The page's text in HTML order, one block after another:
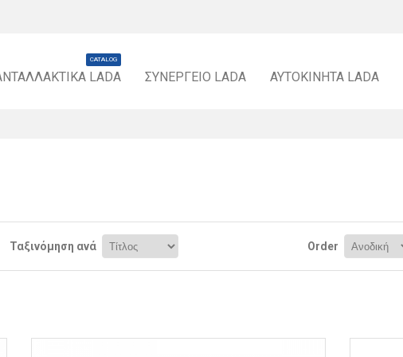
LADA
CATALOG
ΣΥΝΕΡΓΕΊΟ LADA ΑΥΤΟΚΊΝΗΤΑ LADA
Ταξινόμηση ανά Order